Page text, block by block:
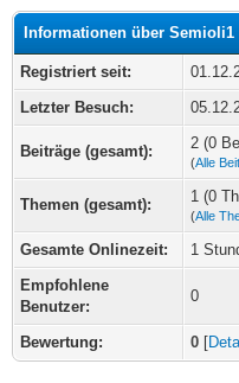
Informationen über Semioli1
Registriert seit:
Letzter Besuch:
Beiträge (gesamt): 2 (0
(Alle
Themen (gesamt): 1 (0
(Alle
Gesamte Onlinezeit:
1
Empfohlene
Benutzer:
0
Bewertung: 0 [